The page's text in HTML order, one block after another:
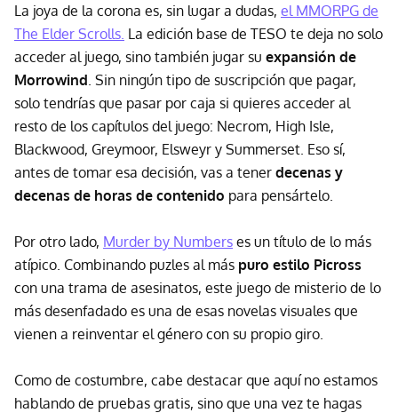
La joya de la corona es, sin lugar a dudas, el MMORPG de
The Elder Scrolls. La edición base de TESO te deja no solo
acceder al juego, sino también jugar su expansión de
Morrowind . Sin ningún tipo de suscripción que pagar,
solo tendrías que pasar por caja si quieres acceder al
resto de los capítulos del juego: Necrom, High Isle,
Blackwood, Greymoor, Elsweyr y Summerset. Eso sí,
antes de tomar esa decisión, vas a tener decenas y
decenas de horas de contenido para pensártelo.
Por otro lado, Murder by Numbers es un título de lo más
atípico. Combinando puzles al más puro estilo Picross
con una trama de asesinatos, este juego de misterio de lo
más desenfadado es una de esas novelas visuales que
vienen a reinventar el género con su propio giro.
Como de costumbre, cabe destacar que aquí no estamos
hablando de pruebas gratis, sino que una vez te hagas